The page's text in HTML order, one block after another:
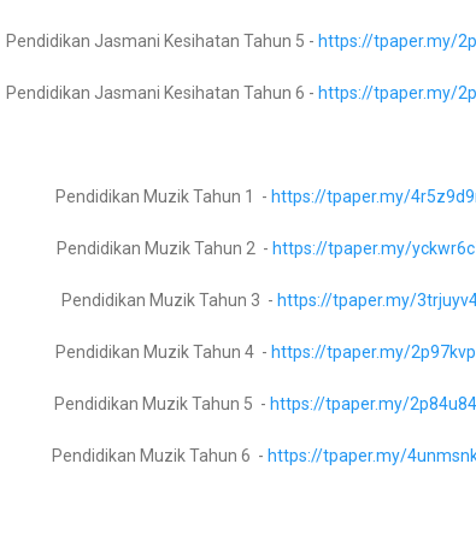
https://tpaper.my/yc2vpktf
https://tpaper.my/25ybspez
https://tpaper.my/4cnxdzch
https://tpaper.my/3rcave6u
https://tpaper.my/4juu83se
Al Syariah Tingkatan 3 -
Pendidikan Jasmani Kesihatan Tahun 5 - https://tpaper.my/
Pendidikan Jasmani Kesihatan Tahun 6 - https://tpaper.my/
Pendidikan Muzik Tahun 1 - https://tpaper.my/
Pendidikan Muzik Tahun 2 - https://tpaper.my/
Pendidikan Muzik Tahun 3 - https://tpaper.my/
Pendidikan Muzik Tahun 4 - https://tpaper.my/
Pendidikan Muzik Tahun 5 - https://tpaper.my/
Pendidikan Muzik Tahun 6 - https://tpaper.my/